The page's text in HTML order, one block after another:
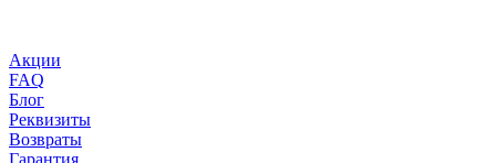
Акции
FAQ
Блог
Реквизиты
Возвраты
Гарантия